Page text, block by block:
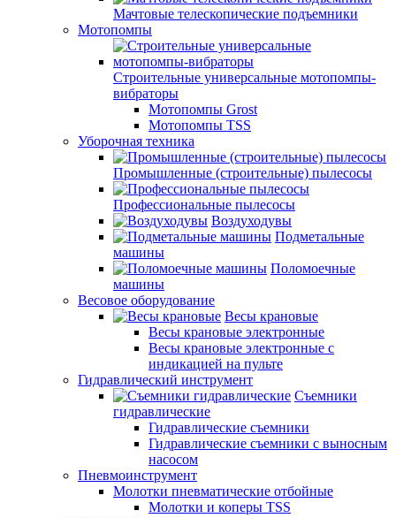
Мачтовые телескопические подъемники
Мотопомпы
Строительные универсальные мотопомпы-
вибраторы
Мотопомпы Grost
Мотопомпы TSS
Уборочная техника
Промышленные (строительные) пылесосы
Профессиональные пылесосы
Воздуходувы
Подметальные
машины
Поломоечные
машины
Весовое оборудование
Весы крановые
Весы крановые электронные
Весы крановые электронные с
индикацией на пульте
Гидравлический инструмент
Съемники
гидравлические
Гидравлические съемники
Гидравлические cъемники с выносным
насосом
Пневмоинструмент
Молотки пневматические отбойные
Молотки и коперы TSS